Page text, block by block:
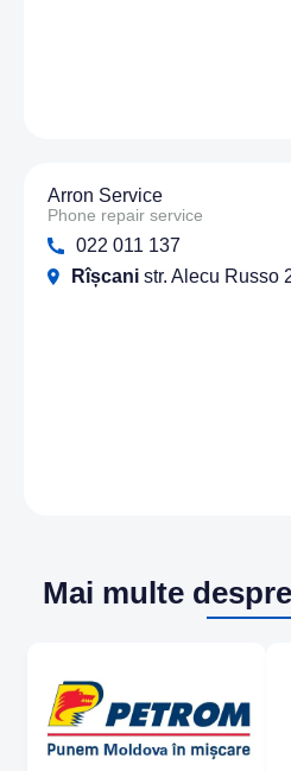
Arron Service
Phone repair service
022 011 137
Rîșcani str. Alecu Russo
Mai multe